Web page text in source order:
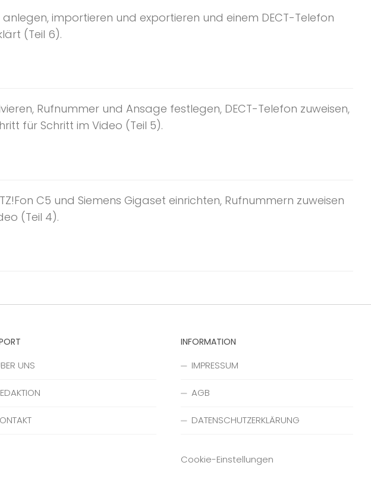
importieren und exportieren und einem DECT-Telefon
(Teil 6).
Rufnummer und Ansage festlegen, DECT-Telefon zuweisen,
für Schritt im Video (Teil 5).
C5 und Siemens Gigaset einrichten, Rufnummern zuweisen
(Teil 4).
UNS
INFORMATION
IMPRESSUM
AGB
DATENSCHUTZERKLÄRUNG
Cookie-Einstellungen